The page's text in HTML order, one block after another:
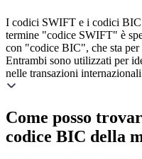
I codici SWIFT e i codici BIC
termine "codice SWIFT" è
con "codice BIC", che sta
Entrambi sono utilizzati per
nelle transazioni
Come posso
codice BIC della